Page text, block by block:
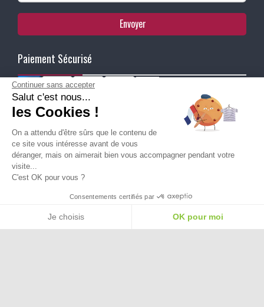
Besoin d'aide pour choisir une
taille ou une pointure ?
Envoyer
Paiement Sécurisé
Ma Livraison
Continuer sans accepter
Salut c'est nous...
les Cookies !
On a attendu d'être sûrs que le contenu de
ce site vous intéresse avant de vous
déranger, mais on aimerait bien vous accompagner pendant votre
visite...
C'est OK pour vous ?
Consentements certifiés par
Je choisis OK pour moi